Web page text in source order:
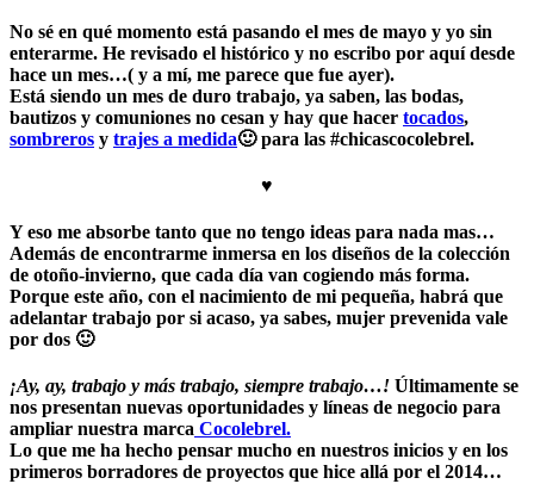
No sé en qué momento está pasando el mes de mayo y yo sin
enterarme. He revisado el histórico y no escribo por aquí desde
hace un mes…( y a mí, me parece que fue ayer).
Está siendo un mes de duro trabajo, ya saben, las bodas,
bautizos y comuniones no cesan y hay que hacer tocados,
sombreros y trajes a medida🙂 para las #chicascocolebrel.
♥
Y eso me absorbe tanto que no tengo ideas para nada mas…
Además de encontrarme inmersa en los diseños de la colección
de otoño-invierno, que cada día van cogiendo más forma.
Porque este año, con el nacimiento de mi pequeña, habrá que
adelantar trabajo por si acaso, ya sabes, mujer prevenida vale
por dos 🙂
¡Ay, ay, trabajo y más trabajo, siempre trabajo…! Últimamente se
nos presentan nuevas oportunidades y líneas de negocio para
ampliar nuestra marca Cocolebrel.
Lo que me ha hecho pensar mucho en nuestros inicios y en los
primeros borradores de proyectos que hice allá por el 2014…